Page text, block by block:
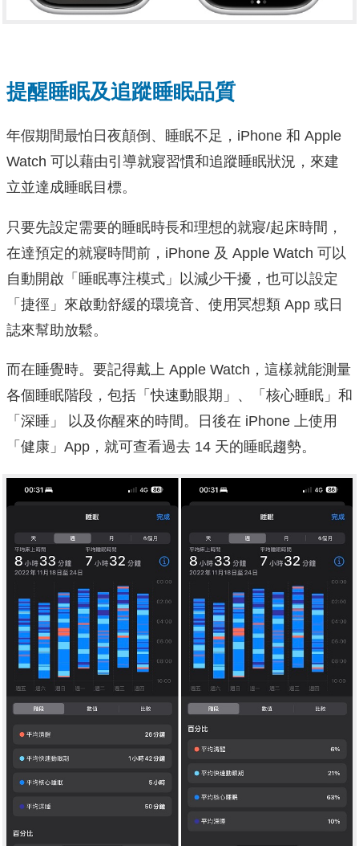
提醒睡眠及追蹤睡眠品質
年假期間最怕日夜顛倒、睡眠不足，iPhone 和 Apple
Watch 可以藉由引導就寢習慣和追蹤睡眠狀況，來建
立並達成睡眠目標。
只要先設定需要的睡眠時長和理想的就寢/起床時間，
在達預定的就寢時間前，iPhone 及 Apple Watch 可以
自動開啟「睡眠專注模式」以減少干擾，也可以設定
「捷徑」來啟動舒緩的環境音、使用冥想類 App 或日
誌來幫助放鬆。
而在睡覺時。要記得戴上 Apple Watch，這樣就能測量
各個睡眠階段，包括「快速動眼期」、「核心睡眠」和
「深睡」 以及你醒來的時間。日後在 iPhone 上使用
「健康」App，就可查看過去 14 天的睡眠趨勢。